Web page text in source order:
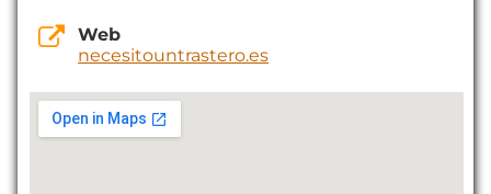
Web
necesitountrastero.es